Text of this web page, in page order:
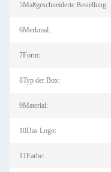
5Maßgeschneiderte Bestellung:
6Merkmal:
7Form:
8Typ der Box:
9Material:
10Das Logo:
11Farbe: